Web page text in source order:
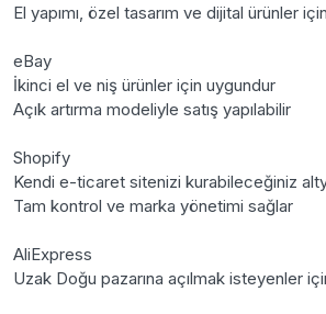
El yapımı, özel tasarım ve dijital ürünler
eBay
İkinci el ve niş ürünler için uygundur
Açık artırma modeliyle satış yapılabilir
Shopify
Kendi e-ticaret sitenizi kurabileceğiniz
Tam kontrol ve marka yönetimi sağlar
AliExpress
Uzak Doğu pazarına açılmak isteyenler